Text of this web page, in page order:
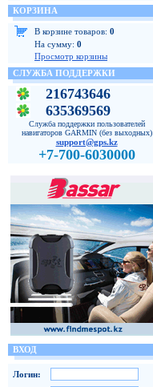
КОРЗИНА
В корзине товаров: 0
На сумму: 0
Просмотр корзины
СЛУЖБА ПОДДЕРЖКИ
216743646
635369569
Служба поддержки пользователей
навигаторов GARMIN (без выходных)
support@gps.kz
+7-700-6030000
ВХОД
Логин: